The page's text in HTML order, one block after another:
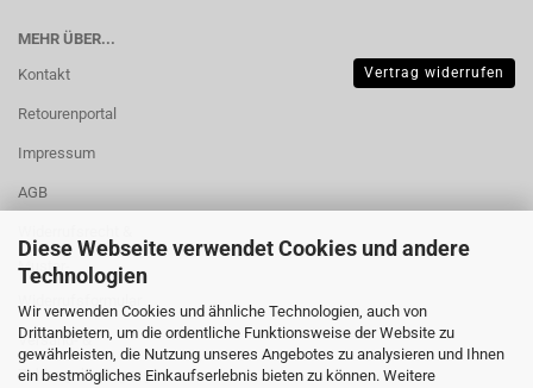
Diese Webseite verwendet Cookies und andere
Technologien
Wir verwenden Cookies und ähnliche Technologien, auch von
Drittanbietern, um die ordentliche Funktionsweise der Website zu
gewährleisten, die Nutzung unseres Angebotes zu analysieren und Ihnen
ein bestmögliches Einkaufserlebnis bieten zu können. Weitere
MEHR ÜBER...
Kontakt
Retourenportal
Impressum
AGB
Muster-
Widerrufsformular
Versand- &
Zahlungsbedingungen
Vertrag widerrufen